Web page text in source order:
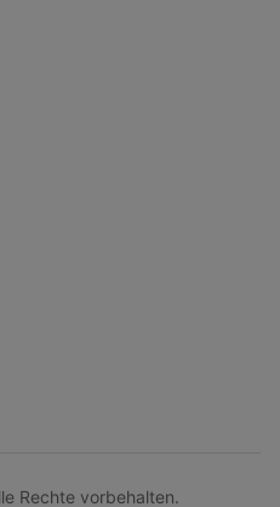
Rechte vorbehalten.